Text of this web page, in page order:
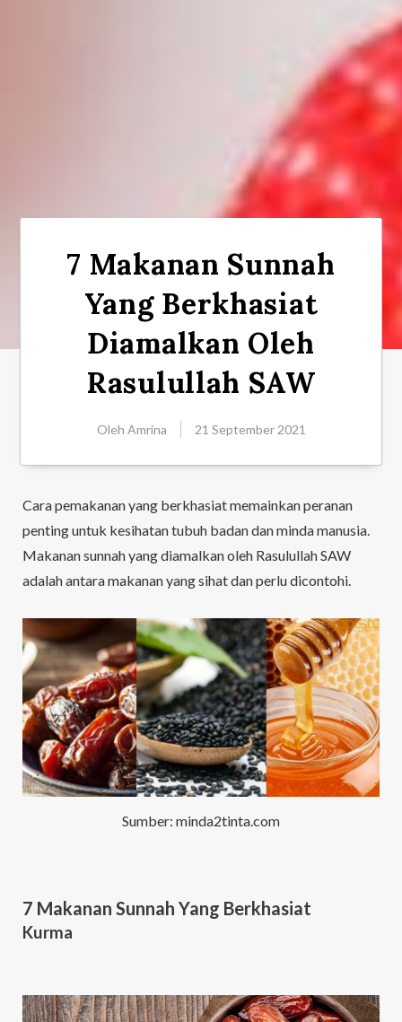
7 Makanan Sunnah
Yang Berkhasiat
Diamalkan Oleh
Rasulullah SAW
Oleh Amrina 21 September 2021
Cara pemakanan yang berkhasiat memainkan peranan
penting untuk kesihatan tubuh badan dan minda manusia.
Makanan sunnah yang diamalkan oleh Rasulullah SAW
adalah antara makanan yang sihat dan perlu dicontohi.
Sumber: minda2tinta.com
7 Makanan Sunnah Yang Berkhasiat
Kurma